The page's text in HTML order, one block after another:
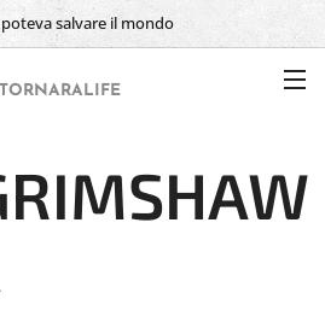
salvare il mondo